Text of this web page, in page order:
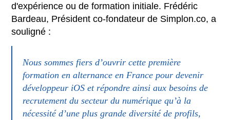
d'expérience ou de formation initiale. Frédéric
Bardeau, Président co-fondateur de Simplon.co, a
souligné :
Nous sommes fiers d’ouvrir cette première
formation en alternance en France pour devenir
développeur iOS et répondre ainsi aux besoins de
recrutement du secteur du numérique qu’à la
nécessité d’une plus grande diversité de profils,